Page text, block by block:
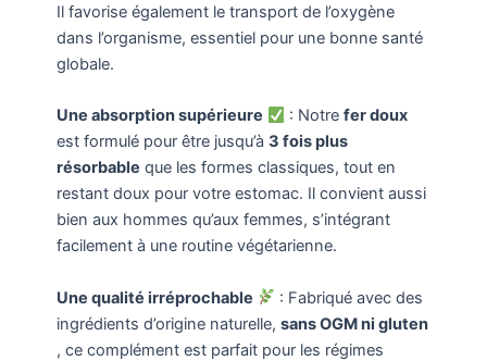
Il favorise également le transport de l’oxygène
dans l’organisme, essentiel pour une bonne santé
globale.
Une absorption supérieure : Notrefer doux
est formulé pour être jusqu’à 3 fois plus
résorbable que les formes classiques, tout en
restant doux pour votre estomac. Il convient aussi
bien aux hommes qu’aux femmes, s’intégrant
facilement à une routine végétarienne.
Une qualité irréprochable
: Fabriqué avec des
ingrédients d’origine naturelle, sans OGM ni gluten
, ce complément est parfait pour les régimes